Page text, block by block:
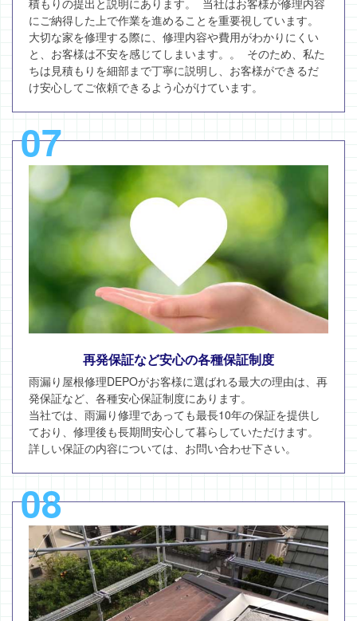
積もりの提出と説明にあります。 当社はお客様が修理内容
にご納得した上で作業を進めることを重要視しています。
大切な家を修理する際に、修理内容や費用がわかりにくい
と、お客様は不安を感じてしまいます。。 そのため、私た
ちは見積もりを細部まで丁寧に説明し、お客様ができるだ
け安心してご依頼できるよう心がけています。
07
再発保証など安心の各種保証制度
雨漏り屋根修理DEPOがお客様に選ばれる最大の理由は、再
発保証など、各種安心保証制度にあります。
当社では、雨漏り修理であっても最長10年の保証を提供し
ており、修理後も長期間安心して暮らしていただけます。
詳しい保証の内容については、お問い合わせ下さい。
08